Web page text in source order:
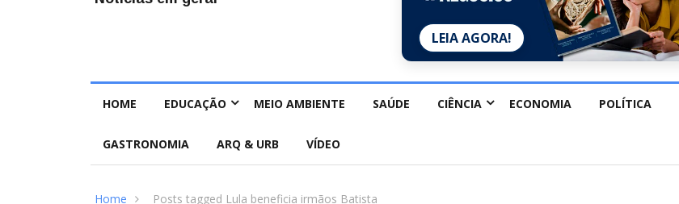
LEIA AGORA!
HOME EDUCAÇÃO MEIO AMBIENTE SAÚDE CIÊNCIA ECONOMIA POLÍTICA
GASTRONOMIA ARQ & URB VÍDEO
Home Posts tagged Lula beneficia irmãos Batista